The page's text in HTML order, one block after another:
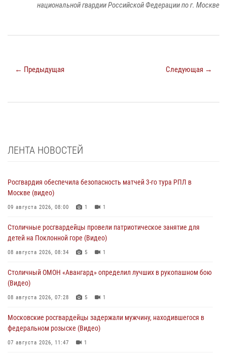
национальной гвардии Российской Федерации по г. Москве
← Предыдущая Следующая →
ЛЕНТА НОВОСТЕЙ
Росгвардия обеспечила безопасность матчей 3-го тура РПЛ в
Москве (видео)
09 августа 2026, 08:00 1 1
Столичные росгвардейцы провели патриотическое занятие для
детей на Поклонной горе (Видео)
08 августа 2026, 08:34 5 1
Столичный ОМОН «Авангард» определил лучших в рукопашном бою
(Видео)
08 августа 2026, 07:28 5 1
Московские росгвардейцы задержали мужчину, находившегося в
федеральном розыске (Видео)
07 августа 2026, 11:47 1